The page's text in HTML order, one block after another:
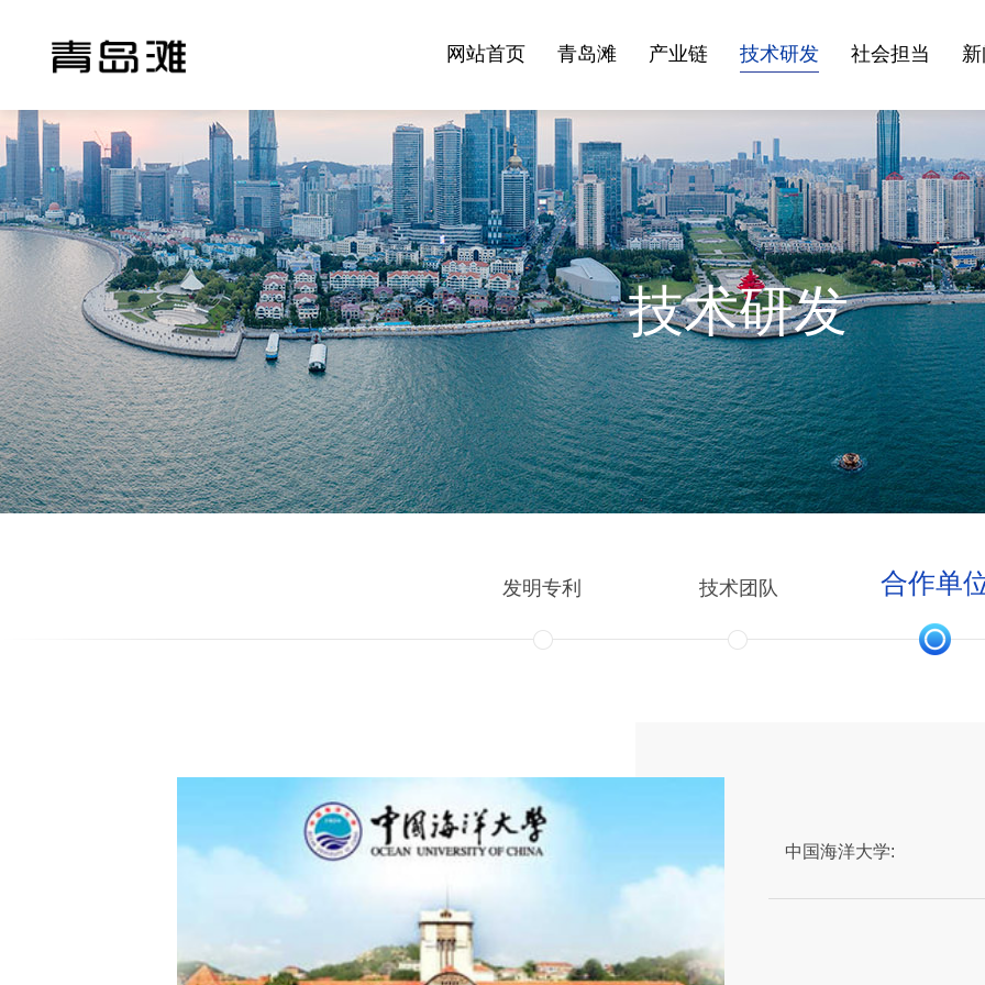
网站首页 青岛滩
海上喷泉 青岛滩文化旅游研究院 正杰环境工程
产业链
海上喷泉 喷泉媒体 滩棒棒 正杰憩园 青岛滩文化馆 青岛滩创客营 投资业务
技术研发
发明专利 技术团队
社会担当
敬拜毛主席 感恩小平
媒体报道
技术研发
发明专利 技术团队 合作单
中国海洋大学: